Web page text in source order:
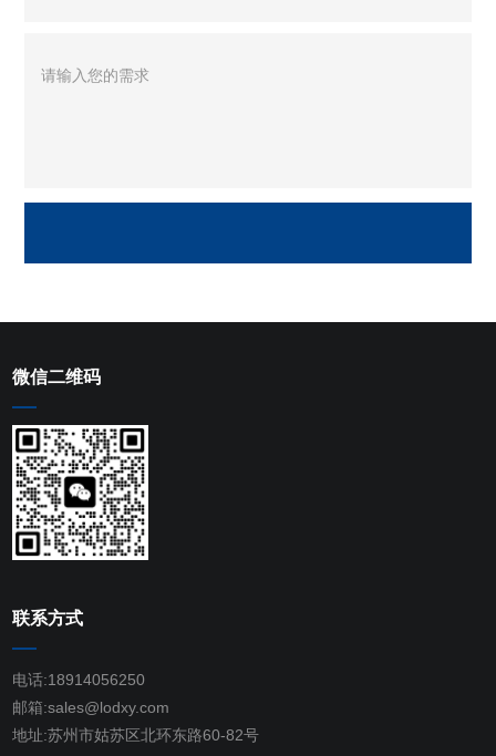
微信二维码
联系方式
电话:18914056250
邮箱:sales@lodxy.com
地址:苏州市姑苏区北环东路60-82号